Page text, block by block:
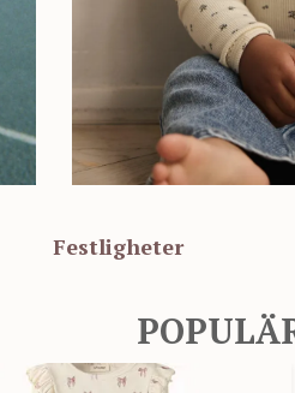
Festligheter